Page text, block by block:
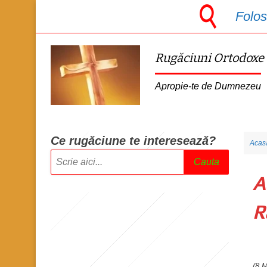
Rugăciuni Ortodoxe
Apropie-te de Dumnezeu
Ce rugăciune te interesează?
Cauta